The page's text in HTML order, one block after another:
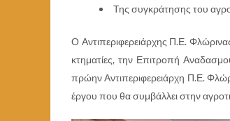
Της συγκράτησης του
Ο Αντιπεριφερειάρχης Π.Ε.
κτηματίες, την Επιτροπή
πρώην Αντιπεριφερειάρχη Π.Ε.
έργου που θα συμβάλλει στην